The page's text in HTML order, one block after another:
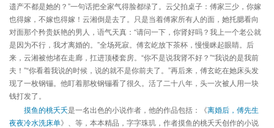
遗产不都是她的？”一句话把全家气得脸都绿了。云父拍桌子：傅家三少，你嫁
也得嫁，不嫁也得嫁！云湘倒是去了。只是当着傅家所有人的面，她托腮看向
对面那个矜贵妖艳的男人，语气天真：“请问一下，你肾好吗？我上一个老公就
是因为不行，我才离婚的。”全场死寂。傅玄屹放下茶杯，慢慢眯起眼睛。后
来，云湘被他堵在走廊，扛进顶楼套房。“你不是说我肾不好？”“我说的是我前
夫！”“你看着我说的时候，说的就不是你前夫了。”再后来，傅玄屹在她床头发
现了一枚钢镚。他盯着那枚钢镚看了很久。活了二十八年，头一次被人用一块
钱打发了。
摸鱼的桃夭夭是一名出色的小说作者，他的作品包括：《离婚后，傅先生
夜夜冷水洗床单》、等，本本精品，字字珠玑，作者摸鱼的桃夭夭创作的小说